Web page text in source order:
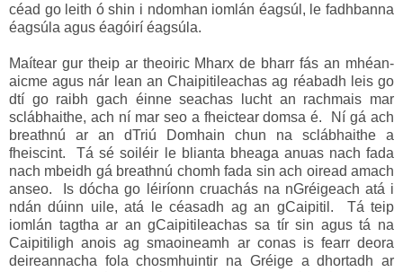
céad go leith ó shin i ndomhan iomlán éagsúl, le fadhbanna
éagsúla agus éagóirí éagsúla.
Maítear gur theip ar theoiric Mharx de bharr fás an mhéan-
aicme agus nár lean an Chaipitileachas ag réabadh leis go
dtí go raibh gach éinne seachas lucht an rachmais mar
sclábhaithe, ach ní mar seo a fheictear domsa é. Ní gá ach
breathnú ar an dTriú Domhain chun na sclábhaithe a
fheiscint. Tá sé soiléir le blianta bheaga anuas nach fada
nach mbeidh gá breathnú chomh fada sin ach oiread amach
anseo. Is dócha go léiríonn cruachás na nGréigeach atá i
ndán dúinn uile, atá le céasadh ag an gCaipitil. Tá teip
iomlán tagtha ar an gCaipitileachas sa tír sin agus tá na
Caipitiligh anois ag smaoineamh ar conas is fearr deora
deireannacha fola chosmhuintir na Gréige a dhortadh ar